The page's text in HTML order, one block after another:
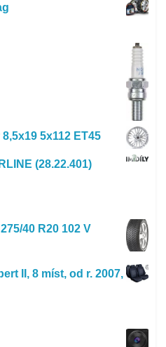
5x112 ET45
(28.22.401)
40 R20 102 V
II, 8 míst, od r. 2007,